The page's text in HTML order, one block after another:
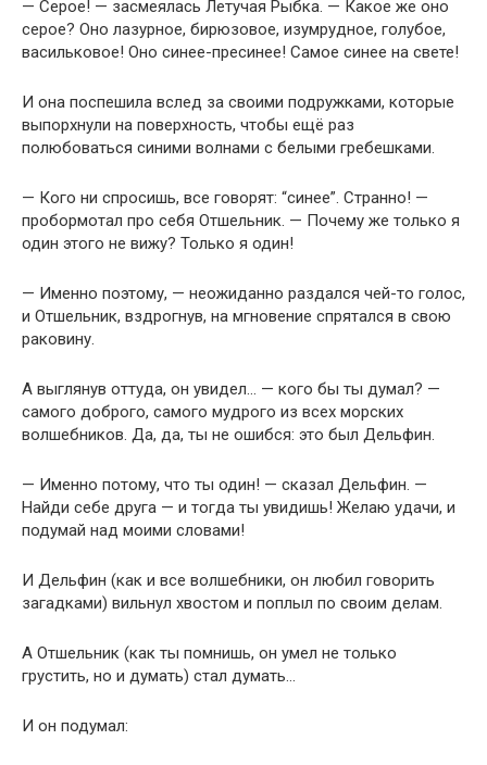
— Серое! — засмеялась Летучая Рыбка. — Какое же оно
серое? Оно лазурное, бирюзовое, изумрудное, голубое,
васильковое! Оно синее-пресинее! Самое синее на свете!
И она поспешила вслед за своими подружками, которые
выпорхнули на поверхность, чтобы ещё раз
полюбоваться синими волнами с белыми гребешками.
— Кого ни спросишь, все говорят: “синее”. Странно! —
пробормотал про себя Отшельник. — Почему же только я
один этого не вижу? Только я один!
— Именно поэтому, — неожиданно раздался чей-то голос,
и Отшельник, вздрогнув, на мгновение спрятался в свою
раковину.
А выглянув оттуда, он увидел… — кого бы ты думал? —
самого доброго, самого мудрого из всех морских
волшебников. Да, да, ты не ошибся: это был Дельфин.
— Именно потому, что ты один! — сказал Дельфин. —
Найди себе друга — и тогда ты увидишь! Желаю удачи, и
подумай над моими словами!
И Дельфин (как и все волшебники, он любил говорить
загадками) вильнул хвостом и поплыл по своим делам.
А Отшельник (как ты помнишь, он умел не только
грустить, но и думать) стал думать…
И он подумал: